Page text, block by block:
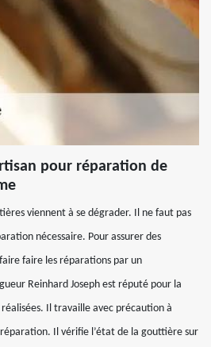
pour réparation de
viennent à se dégrader. Il ne faut pas
nécessaire. Pour assurer des
faire les réparations par un
Reinhard Joseph est réputé pour la
Il travaille avec précaution à
Il vérifie l’état de la gouttière sur